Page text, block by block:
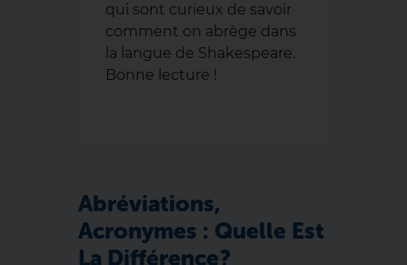
qui sont curieux de savoir
comment on abrège dans
la langue de Shakespeare.
Bonne lecture !
Abréviations,
Acronymes : Quelle Est
La Différence ?